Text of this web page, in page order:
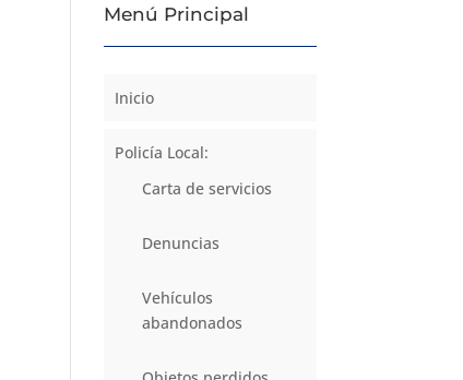
Menú Principal
Inicio
Policía Local:
Carta de servicios
Denuncias
Vehículos
abandonados